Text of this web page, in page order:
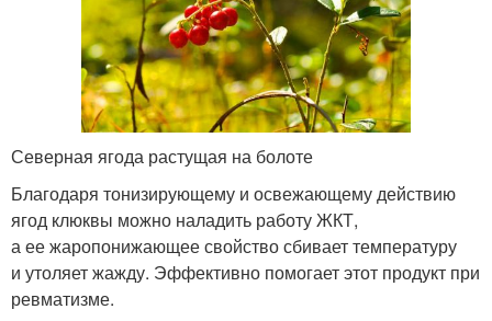
Северная ягода растущая на болоте
Благодаря тонизирующему и освежающему действию
ягод клюквы можно наладить работу ЖКТ,
а ее жаропонижающее свойство сбивает температуру
и утоляет жажду. Эффективно помогает этот продукт при
ревматизме.